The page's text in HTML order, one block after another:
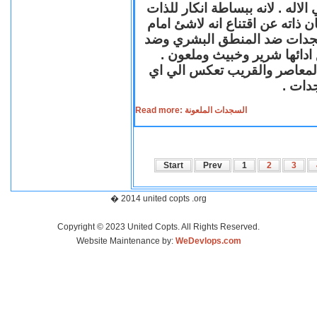
. لانه ببساطة انكار للذات
ذاته عن اقتناع انه لاشئ امام
ضد المنطق البشري وضد
ادائها شرير وخبيث وملعون .
المعاصر والقريب تعكس الي اي
.
Read more: السجدات الملعونة
Start Prev 1 2 3
� 2014 united copts .org
Copyright © 2023 United Copts. All Rights Reserved.
Website Maintenance by: WeDevlops.com